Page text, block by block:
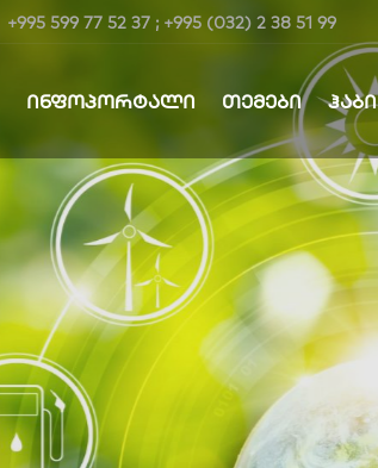
+995 599 77 52 37 ; +995 (032) 2 38 51 99
ᲘᲜᲤᲝᲞᲝᲠᲢᲐᲚᲘ ᲗᲔᲛᲔᲑᲘ ᲰᲐᲑᲘ